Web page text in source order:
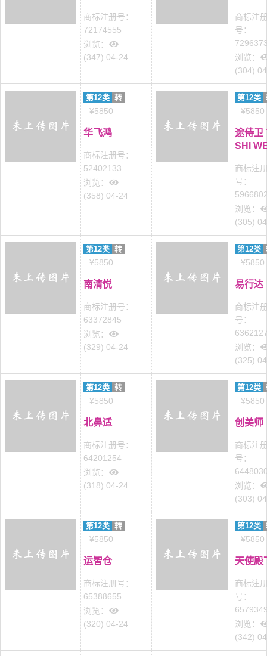
商标注册号：
72174555
浏览：
(347) 04-24
商标注
号：
浏览：
(304)
第12类 转
¥5850
华飞鸿
商标注册号：
52402133
浏览：
(358) 04-24
第12类
¥5850
途侍卫
SHI
商标注
号：
浏览：
(305)
第12类 转
¥5850
南清悦
商标注册号：
63372845
浏览：
(329) 04-24
第12类
¥5850
易行达
商标注
号：
浏览：
(325)
第12类 转
¥5850
北鼻适
商标注册号：
64201254
浏览：
(318) 04-24
第12类
¥5850
创美师
商标注
号：
浏览：
(303)
第12类 转
¥5850
运智仓
商标注册号：
65388655
浏览：
(320) 04-24
第12类
¥5850
天使殿
商标注
号：
浏览：
(342)